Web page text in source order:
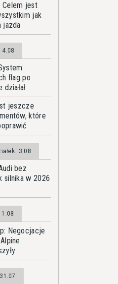
Celem jest
jak
jazda
4.08
flag po
jeszcze
które
3.08
bez
silnika w 2026
1.08
Negocjacje
31.07